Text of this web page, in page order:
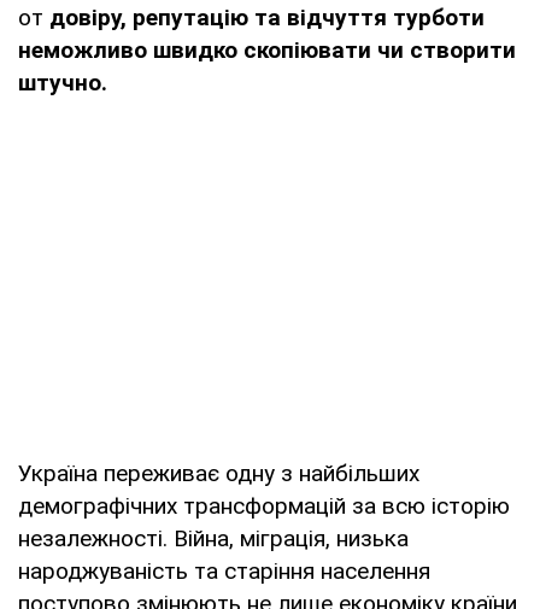
от довіру, репутацію та відчуття турботи
неможливо швидко скопіювати чи створити
штучно.
Україна переживає одну з найбільших
демографічних трансформацій за всю історію
незалежності. Війна, міграція, низька
народжуваність та старіння населення
поступово змінюють не лише економіку країни,